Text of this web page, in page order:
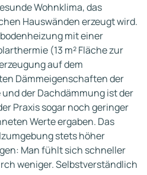
Wohnklima, das
Hauswänden erzeugt wird.
mit einer
(13 m² Fläche zur
auf dem
Dämmeigenschaften der
der Dachdämmung ist der
Praxis sogar noch geringer
Werte ergaben. Das
stets höher
Man fühlt sich schneller
weniger. Selbstverständlich